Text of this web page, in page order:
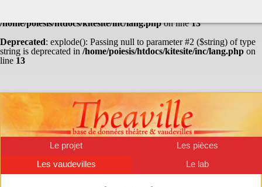
/home/poiesis/htdocs/kitesite/inc/lang.phpon line13
Deprecated: explode(): Passing null to parameter #2 ($string) of type
string is deprecated in /home/poiesis/htdocs/kitesite/inc/lang.php on
line 13
Le projet
Les pièces
Les vaudevilles
Le lab